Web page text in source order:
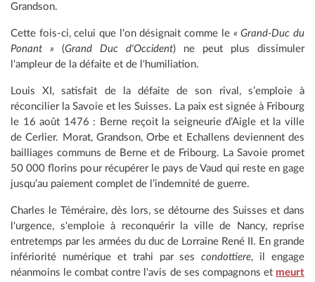
Grandson.
Cette fois-ci, celui que l'on désignait comme le « Grand-Duc du
Ponant » (Grand Duc d'Occident) ne peut plus dissimuler
l'ampleur de la défaite et de l'humiliation.
Louis XI, satisfait de la défaite de son rival, s’emploie à
réconcilier la Savoie et les Suisses. La paix est signée à Fribourg
le 16 août 1476 : Berne reçoit la seigneurie d’Aigle et la ville
de Cerlier. Morat, Grandson, Orbe et Echallens deviennent des
bailliages communs de Berne et de Fribourg. La Savoie promet
50 000 florins pour récupérer le pays de Vaud qui reste en gage
jusqu’au paiement complet de l’indemnité de guerre.
Charles le Téméraire, dès lors, se détourne des Suisses et dans
l'urgence, s'emploie à reconquérir la ville de Nancy, reprise
entretemps par les armées du duc de Lorraine René II. En grande
infériorité numérique et trahi par sescondottiere, il engage
néanmoins le combat contre l'avis de ses compagnons et meurt